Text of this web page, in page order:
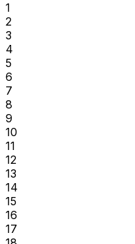
1
2
3
4
5
6
7
8
9
10
11
12
13
14
15
16
17